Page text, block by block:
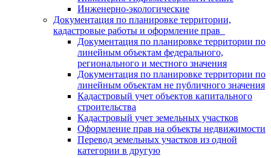
Инженерно-экологические
Документация по планировке территории,
кадастровые работы и оформление прав
Документация по планировке территории по
линейным объектам федерального,
регионального и местного значения
Документация по планировке территории по
линейным объектам не публичного значения
Кадастровый учет объектов капитального
строительства
Кадастровый учет земельных участков
Оформление прав на объекты недвижимости
Перевод земельных участков из одной
категории в другую